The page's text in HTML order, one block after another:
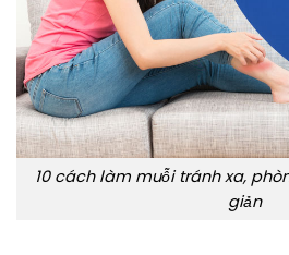
10 cách làm muỗi tránh xa,
giản